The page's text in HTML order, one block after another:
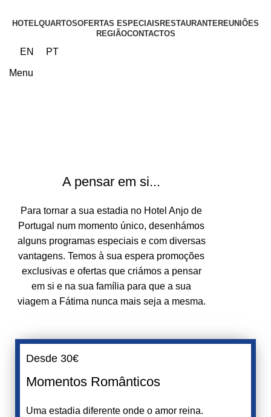
HOTELQUARTOSOFERTAS ESPECIAIS RESTAURANTEREUNIÕES
REGIÃOCONTACTOS
EN PT
Menu
A pensar em si...
Para tornar a sua estadia no Hotel Anjo de
Portugal num momento único, desenhámos
alguns programas especiais e com diversas
vantagens. Temos à sua espera promoções
exclusivas e ofertas que criámos a pensar
em si e na sua família para que a sua
viagem a Fátima nunca mais seja a mesma.
Desde 30€
Momentos Românticos
Uma estadia diferente onde o amor reina.